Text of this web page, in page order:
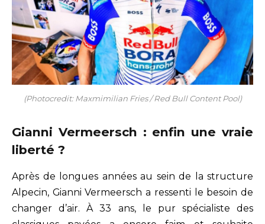
(Photocredit: Maxmimilian Fries / Red Bull Content Pool)
Gianni Vermeersch : enfin une vraie
liberté ?
Après de longues années au sein de la structure
Alpecin, Gianni Vermeersch a ressenti le besoin de
changer d’air. À 33 ans, le pur spécialiste des